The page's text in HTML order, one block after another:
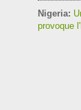
Nigeria:
provoque